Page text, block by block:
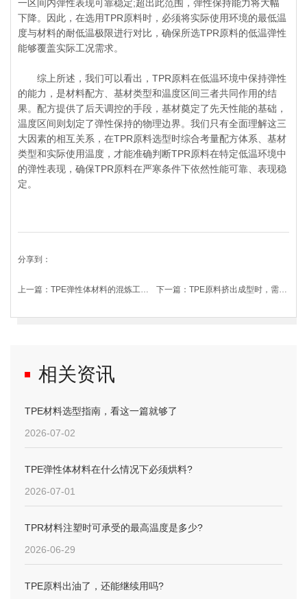
一区间内弹性表现可靠稳定;超出此范围，弹性保持能力将大幅
下降。因此，在选用TPR原料时，必须将实际使用环境的最低温
度与材料的耐低温极限进行对比，确保所选TPR原料的低温弹性
能够覆盖实际工况需求。
综上所述，我们可以看出，TPR原料在低温环境中保持弹性
的能力，是材料配方、基材类型和温度区间三者共同作用的结
果。配方提供了后天调控的手段，基材奠定了先天性能的基础，
温度区间则划定了弹性保持的物理边界。我们只有全面理解这三
大因素的相互关系，在TPR原料选型时综合考量配方体系、基材
类型和实际使用温度，才能准确判断TPR原料在特定低温环境中
的弹性表现，确保TPR原料在严寒条件下依然性能可靠、表现稳
定。
分享到：
上一篇：TPE弹性体材料的混炼工艺，该如何优化? 下一篇： TPE原料挤出成型时，需要注意什么?
相关资讯
TPE材料选型指南，看这一篇就够了
2026-07-02
TPE弹性体材料在什么情况下必须烘料?
2026-07-01
TPR材料注塑时可承受的最高温度是多少?
2026-06-29
TPE原料出油了，还能继续用吗?